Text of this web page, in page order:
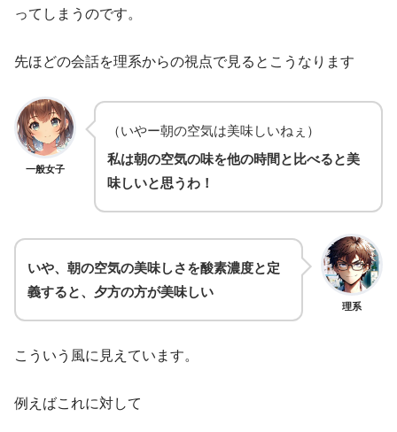
ってしまうのです。
先ほどの会話を理系からの視点で見るとこうなります
一般女子
（いやー朝の空気は美味しいねぇ）
私は朝の空気の味を他の時間と比べると美
味しいと思うわ！
理系
いや、朝の空気の美味しさを酸素濃度と定
義すると、夕方の方が美味しい
こういう風に見えています。
例えばこれに対して